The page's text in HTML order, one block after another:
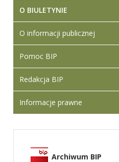
O BIULETYNIE
O informacji publicznej
Pomoc BIP
Redakcja BIP
Informacje prawne
Archiwum BIP